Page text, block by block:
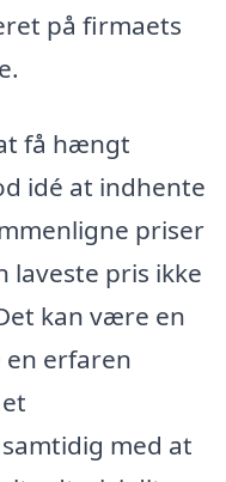
på firmaets
få hængt
idé at indhente
priser
laveste pris ikke
kan være en
erfaren
med at